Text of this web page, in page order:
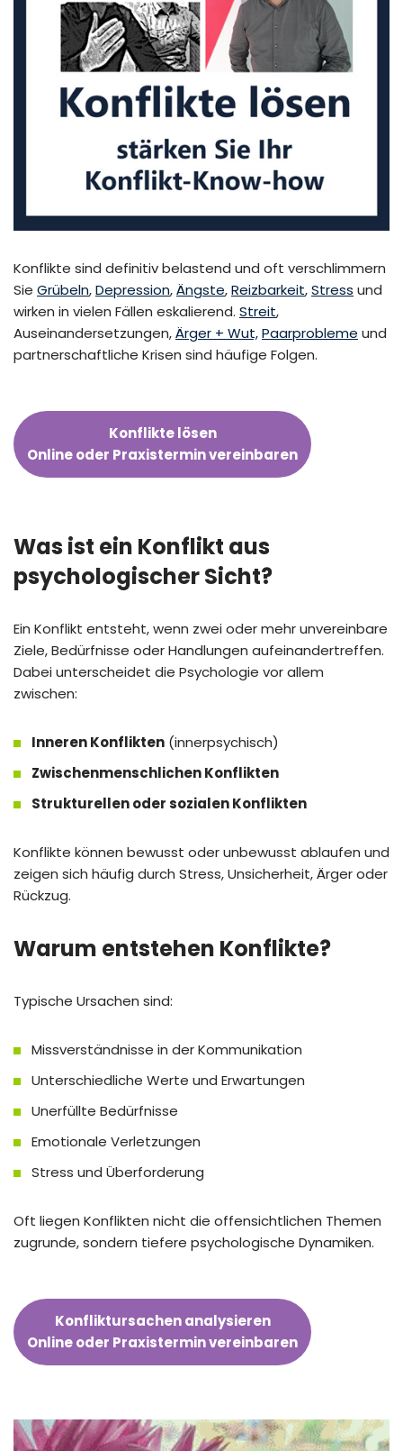
Konflikte sind definitiv belastend und oft verschlimmern
Sie Grübeln,Depression,Ängste,Reizbarkeit,Stress und
wirken in vielen Fällen eskalierend. Streit,
Auseinandersetzungen,Ärger + Wut,Paarprobleme und
partnerschaftliche Krisen sind häufige Folgen.
Konflikte lösen
Online oder Praxistermin vereinbaren
Was ist ein Konflikt aus
psychologischer Sicht?
Ein Konflikt entsteht, wenn zwei oder mehr unvereinbare
Ziele, Bedürfnisse oder Handlungen aufeinandertreffen.
Dabei unterscheidet die Psychologie vor allem
zwischen:
Inneren Konflikten(innerpsychisch)
Zwischenmenschlichen Konflikten
Strukturellen oder sozialen Konflikten
Konflikte können bewusst oder unbewusst ablaufen und
zeigen sich häufig durch Stress, Unsicherheit, Ärger oder
Rückzug.
Warum entstehen Konflikte?
Typische Ursachen sind:
Missverständnisse in der Kommunikation
Unterschiedliche Werte und Erwartungen
Unerfüllte Bedürfnisse
Emotionale Verletzungen
Stress und Überforderung
Oft liegen Konflikten nicht die offensichtlichen Themen
zugrunde, sondern tiefere psychologische Dynamiken.
Konfliktursachen analysieren
Online oder Praxistermin vereinbaren